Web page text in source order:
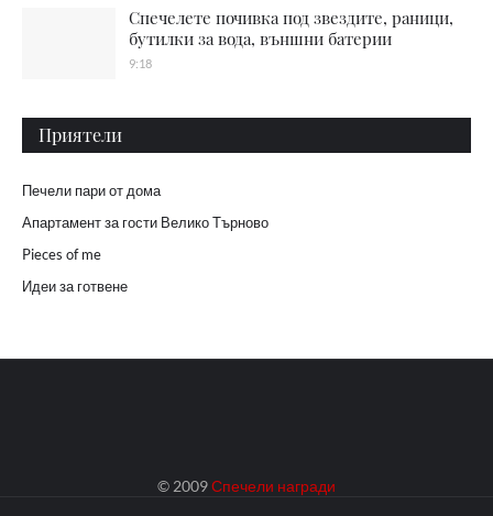
Спечелете почивка под звездите, раници,
бутилки за вода, външни батерии
9:18
Приятели
Печели пари от дома
Апартамент за гости Велико Търново
Pieces of me
Идеи за готвене
© 2009Спечели награди